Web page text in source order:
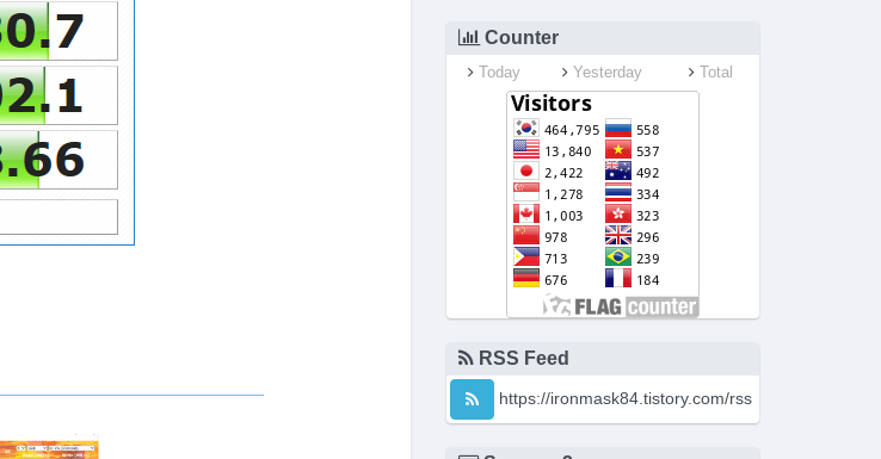
Counter
Today Yesterday Total
RSS Feed
https://ironmask84.tistory.com/rss